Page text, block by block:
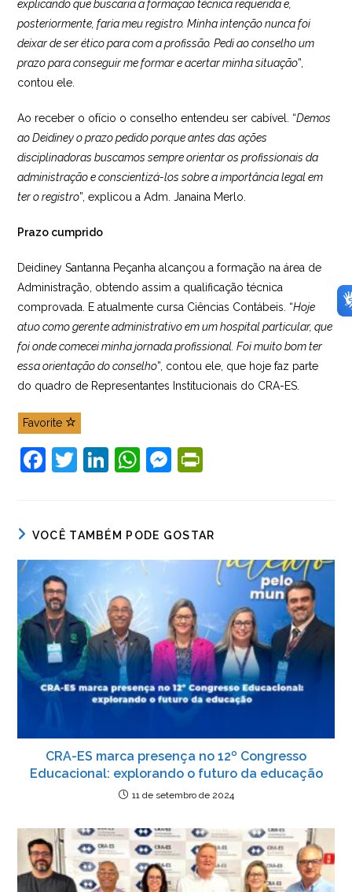
explicando que buscaria a formação técnica requerida e,
posteriormente, faria meu registro. Minha intenção nunca foi
deixar de ser ético para com a profissão. Pedi ao conselho um
prazo para conseguir me formar e acertar minha situação”,
contou ele.
Ao receber o ofício o conselho entendeu ser cabível. “Demos
ao Deidiney o prazo pedido porque antes das ações
disciplinadoras buscamos sempre orientar os profissionais da
administração e conscientizá-los sobre a importância legal em
ter o registro”, explicou a Adm. Janaina Merlo.
Prazo cumprido
Deidiney Santanna Peçanha alcançou a formação na área de
Administração, obtendo assim a qualificação técnica
comprovada. E atualmente cursa Ciências Contábeis. “Hoje
atuo como gerente administrativo em um hospital particular, que
foi onde comecei minha jornada profissional. Foi muito bom ter
essa orientação do conselho”, contou ele, que hoje faz parte
do quadro de Representantes Institucionais do CRA-ES.
Favorite
F
e
b
o
o
k
T
er
Li
e
dI
n
W
s
A
p
p
M
e
n
er
ri
e
n
dl
y
VOCÊ TAMBÉM PODE GOSTAR
CRA-ES marca presença no 12º Congresso
Educacional: explorando o futuro da educação
11 de setembro de 2024